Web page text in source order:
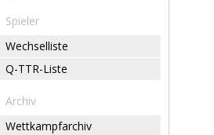
Spieler
Wechselliste
Q-TTR-Liste
Archiv
Wettkampfarchiv